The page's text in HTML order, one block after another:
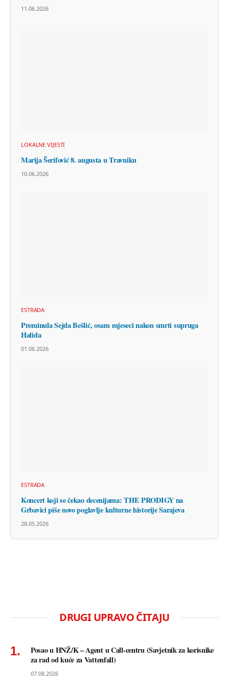
11.06.2026
LOKALNE VIJESTI
Marija Šerifović 8. augusta u Travniku
10.06.2026
ESTRADA
Preminula Sejda Bešlić, osam mjeseci nakon smrti supruga
Halida
01.06.2026
ESTRADA
Koncert koji se čekao decenijama: THE PRODIGY na
Grbavici piše novo poglavlje kulturne historije Sarajeva
28.05.2026
DRUGI UPRAVO ČITAJU
Posao u HNŽ/K – Agent u Call-centru (Savjetnik za korisnike
za rad od kuće za Vattenfall)
07.08.2026